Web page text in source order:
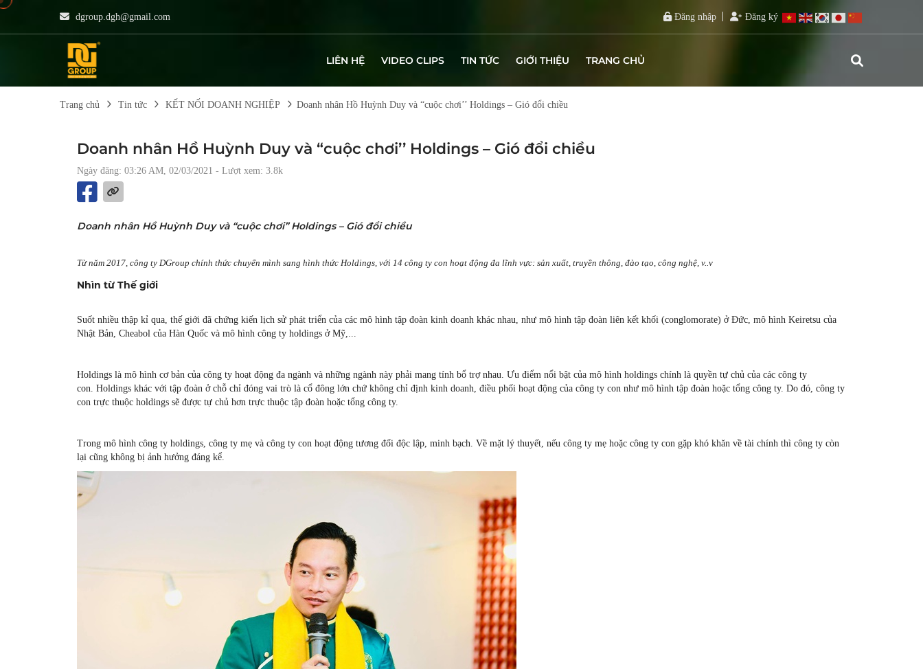
dgroup.dgh@gmail.com Đăng nhập Đăng ký
LIÊN HỆ VIDEO CLIPS TIN TỨC GIỚI THIỆU TRANG CHỦ
Trang chủ Tin tức KẾT NỐI DOANH NGHIỆP Doanh nhân Hồ Huỳnh Duy và “cuộc chơi’’ Holdings – Gió đổi chiều
Doanh nhân Hồ Huỳnh Duy và “cuộc chơi’’ Holdings – Gió đổi chiều
Ngày đăng: 03:26 AM, 02/03/2021 - Lượt xem: 3.8k
Doanh nhân Hồ Huỳnh Duy và “cuộc chơi’’ Holdings – Gió đổi chiều
Từ năm 2017, công ty DGroup chính thức chuyển mình sang hình thức Holdings, với 14 công ty con hoạt động đa lĩnh vực: sản xuất, truyền thông, đào tạo, công nghệ, v..v
Nhìn từ Thế giới
Suốt nhiều thập kỉ qua, thế giới đã chứng kiến lịch sử phát triển của các mô hình tập đoàn kinh doanh khác nhau, như mô hình tập đoàn liên kết khối (conglomorate) ở Đức, mô hình Keiretsu của
Nhật Bản, Cheabol của Hàn Quốc và mô hình công ty holdings ở Mỹ,...
Holdings là mô hình cơ bản của công ty hoạt động đa ngành và những ngành này phải mang tính bổ trợ nhau. Ưu điểm nổi bật của mô hình holdings chính là quyền tự chủ của các công ty
con. Holdings khác với tập đoàn ở chỗ chỉ đóng vai trò là cổ đông lớn chứ không chỉ định kinh doanh, điều phối hoạt động của công ty con như mô hình tập đoàn hoặc tổng công ty. Do đó, công ty
con trực thuộc holdings sẽ được tự chủ hơn trực thuộc tập đoàn hoặc tổng công ty.
Trong mô hình công ty holdings, công ty mẹ và công ty con hoạt động tương đối độc lập, minh bạch. Về mặt lý thuyết, nếu công ty mẹ hoặc công ty con gặp khó khăn về tài chính thì công ty còn
lại cũng không bị ảnh hưởng đáng kể.